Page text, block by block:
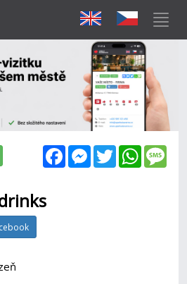
FacebookMessenger
Twitter